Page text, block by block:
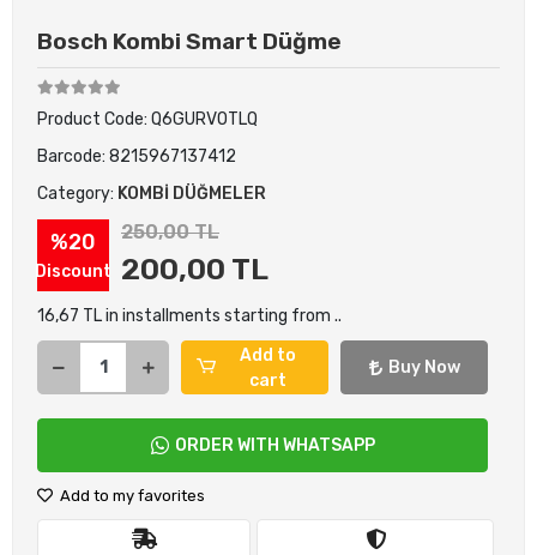
Bosch Kombi Smart Düğme
Product Code: Q6GURVOTLQ
Barcode: 8215967137412
Category: KOMBİ DÜĞMELER
%20
Discount
250,00 TL
200,00 TL
16,67 TL in installments starting from ..
Add to
cart
Buy Now
ORDER WITH WHATSAPP
Add to my favorites